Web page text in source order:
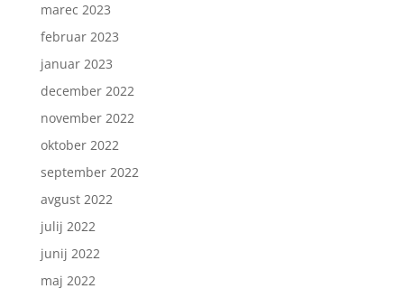
marec 2023
februar 2023
januar 2023
december 2022
november 2022
oktober 2022
september 2022
avgust 2022
julij 2022
junij 2022
maj 2022